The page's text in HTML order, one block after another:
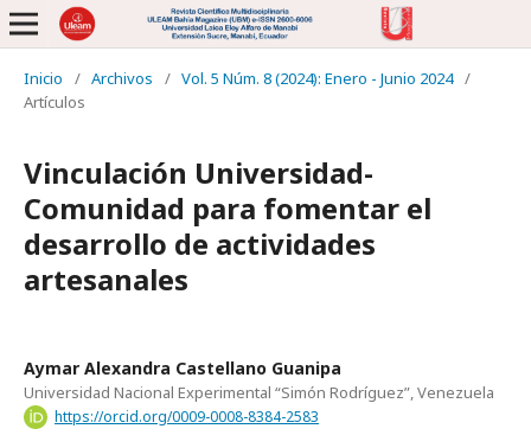
Inicio / Archivos / Vol. 5 Núm. 8 (2024): Enero - Junio 2024 /
Artículos
Vinculación Universidad-
Comunidad para fomentar el
desarrollo de actividades
artesanales
Aymar Alexandra Castellano Guanipa
Universidad Nacional Experimental “Simón Rodríguez”, Venezuela
https://orcid.org/0009-0008-8384-2583